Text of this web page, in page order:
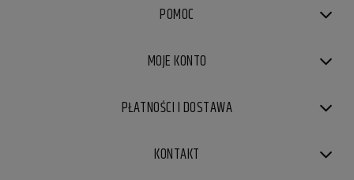
POMOC
MOJE KONTO
PŁATNOŚCI I DOSTAWA
KONTAKT